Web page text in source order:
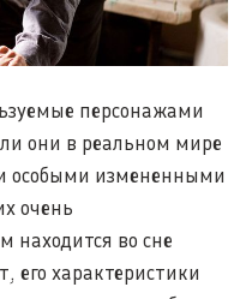
персонажами
они в реальном мире
особыми измененными
очень
находится во сне
его характеристики